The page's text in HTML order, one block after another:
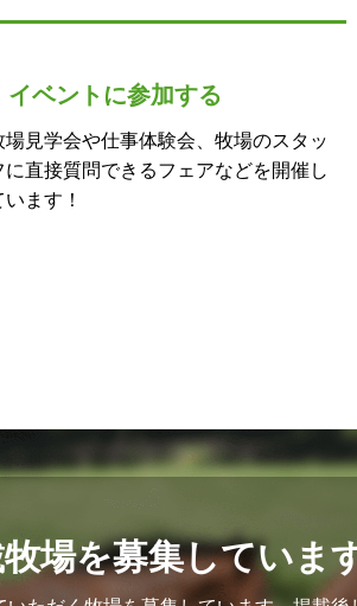
イベントに参加する
場見学会や仕事体験会、牧場のスタッ
に直接質問できるフェアなどを開催し
います！
場を募集していま